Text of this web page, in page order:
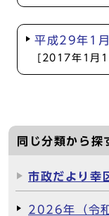
平成29年1
[2017年1月1
同じ分類から探
市政だより幸
2026年（令